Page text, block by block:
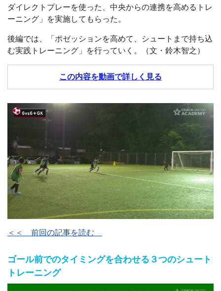
ダイレクトプレーを使った、中央からの連携を高めるトレ
ーニング」を実施してもらった。
後編では、「ポゼッションを高めて、シュートまで持ち込
む実践トレーニング」を行っていく。（文・鈴木智之）
この内容を動画で詳しく見る
＜＜ 前回の記事を読む
ゴール前でのタイミングを合わせる３つのシュート
トレーニング